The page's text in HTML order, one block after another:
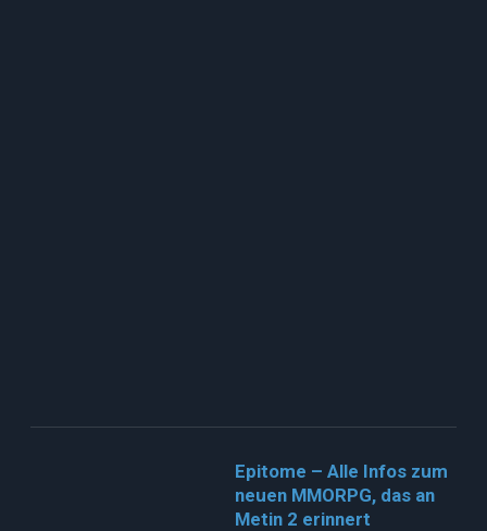
Epitome – Alle Infos zum
neuen MMORPG, das an
Metin 2 erinnert